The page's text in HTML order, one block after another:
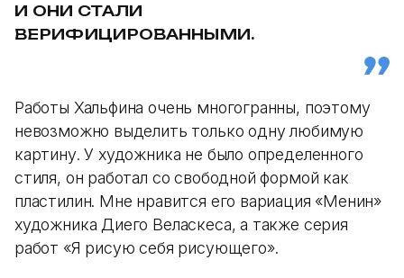
И ОНИ СТАЛИ
ВЕРИФИЦИРОВАННЫМИ.
Работы Хальфина очень многогранны, поэтому
невозможно выделить только одну любимую
картину. У художника не было определенного
стиля, он работал со свободной формой как
пластилин. Мне нравится его вариация «Менин»
художника Диего Веласкеса, а также серия
работ «Я рисую себя рисующего».